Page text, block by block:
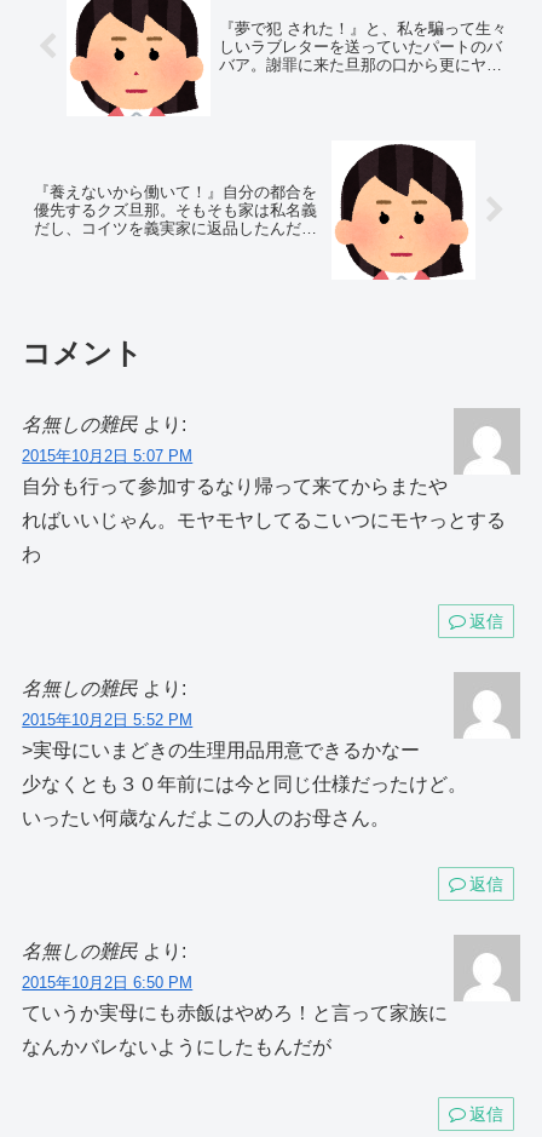
『夢で犯 された！』と、私を騙って生々
しいラブレターを送っていたパートのバ
バア。謝罪に来た旦那の口から更にヤバ
『養えないから働いて！』自分の都合を
優先するクズ旦那。そもそも家は私名義
だし、コイツを義実家に返品したんだ
コメント
名無しの難民 より:
2015年10月2日 5:07 PM
自分も行って参加するなり帰って来てからまたや
ればいいじゃん。モヤモヤしてるこいつにモヤっとする
わ
返信
名無しの難民 より:
2015年10月2日 5:52 PM
>実母にいまどきの生理用品用意できるかなー
少なくとも３０年前には今と同じ仕様だったけど。
いったい何歳なんだよこの人のお母さん。
返信
名無しの難民 より:
2015年10月2日 6:50 PM
ていうか実母にも赤飯はやめろ！と言って家族に
なんかバレないようにしたもんだが
返信